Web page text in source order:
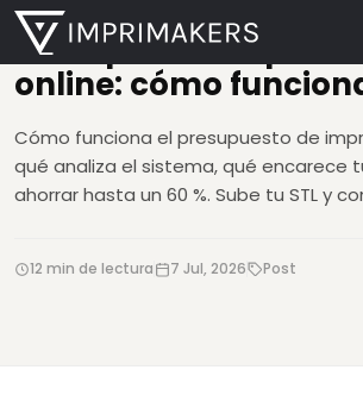
Presupuesto
online: cómo
Cómo funciona el presupuesto de
qué analiza el sistema, qué encarece
ahorrar hasta un 60 %. Sube tu STL y
12 min de lectura 7 Jul, 2026 Post